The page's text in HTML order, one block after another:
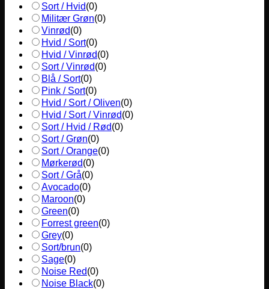
Sort / Hvid(0)
Militær Grøn(0)
Vinrød(0)
Hvid / Sort(0)
Hvid / Vinrød(0)
Sort / Vinrød(0)
Blå / Sort(0)
Pink / Sort(0)
Hvid / Sort / Oliven(0)
Hvid / Sort / Vinrød(0)
Sort / Hvid / Rød(0)
Sort / Grøn(0)
Sort / Orange(0)
Mørkerød(0)
Sort / Grå(0)
Avocado(0)
Maroon(0)
Green(0)
Forrest green(0)
Grey(0)
Sort/brun(0)
Sage(0)
Noise Red(0)
Noise Black(0)